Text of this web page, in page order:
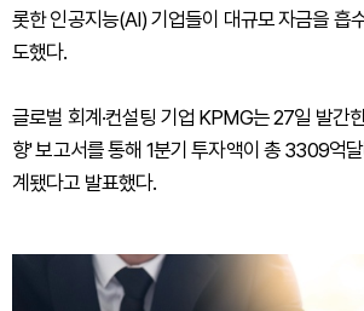
롯한 인공지능(AI) 기업들이 대규모 자금을 흡
도했다.
글로벌 회계·컨설팅 기업 KPMG는 27일 발간
향' 보고서를 통해 1분기 투자액이 총 3309억
계됐다고 발표했다.